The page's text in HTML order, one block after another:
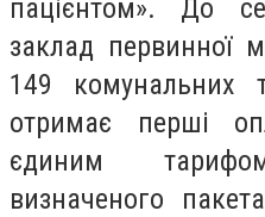
пацієнтом». До
заклад первинної
149 комунальних
отримає перші
єдиним
визначеного